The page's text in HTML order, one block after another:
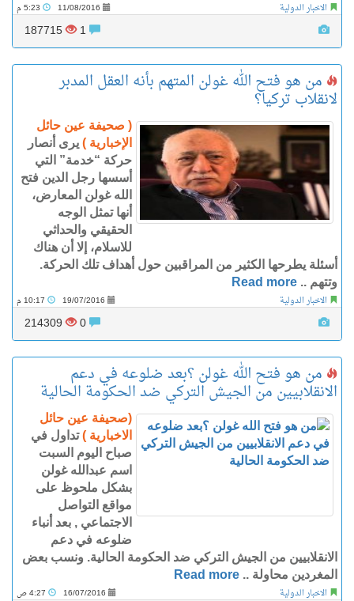
الاخبار الدولية 11/08/2016
187715
من هو فتح الله غولن المتهم بأنه العقل المدبر
لانقلاب تركيا؟
( صحيفة عين حائل
الإخبارية ) يرى أنصار
حركة “خدمة” التي
أسسها رجل الدين فتح
الله غولن المعارض،
أنها تمثل الوجه
الحقيقي والحداثي
للاسلام، إلا أن هناك
أسئلة يطرحها الكثير من المراقبين حول أهداف تلك الحركة.
وتتهم .. Read more
الاخبار الدولية 19/07/2016
214309
من هو فتح الله غولن ؟بعد ضلوعه في دعم
الانقلابيين من الجيش التركي ضد الحكومة الحالية
(صحيفة عين حائل
الاخبارية )تداول في
صباح اليوم السبت
اسم عبدالله غولن
بشكل ملحوظ على
مواقع التواصل
الاجتماعي , بعد أنباء
ضلوعه في دعم
الانقلابيين من الجيش التركي ضد الحكومة الحالية. ونسب بعض
المغردين محاولة .. Read more
الاخبار الدولية 16/07/2016